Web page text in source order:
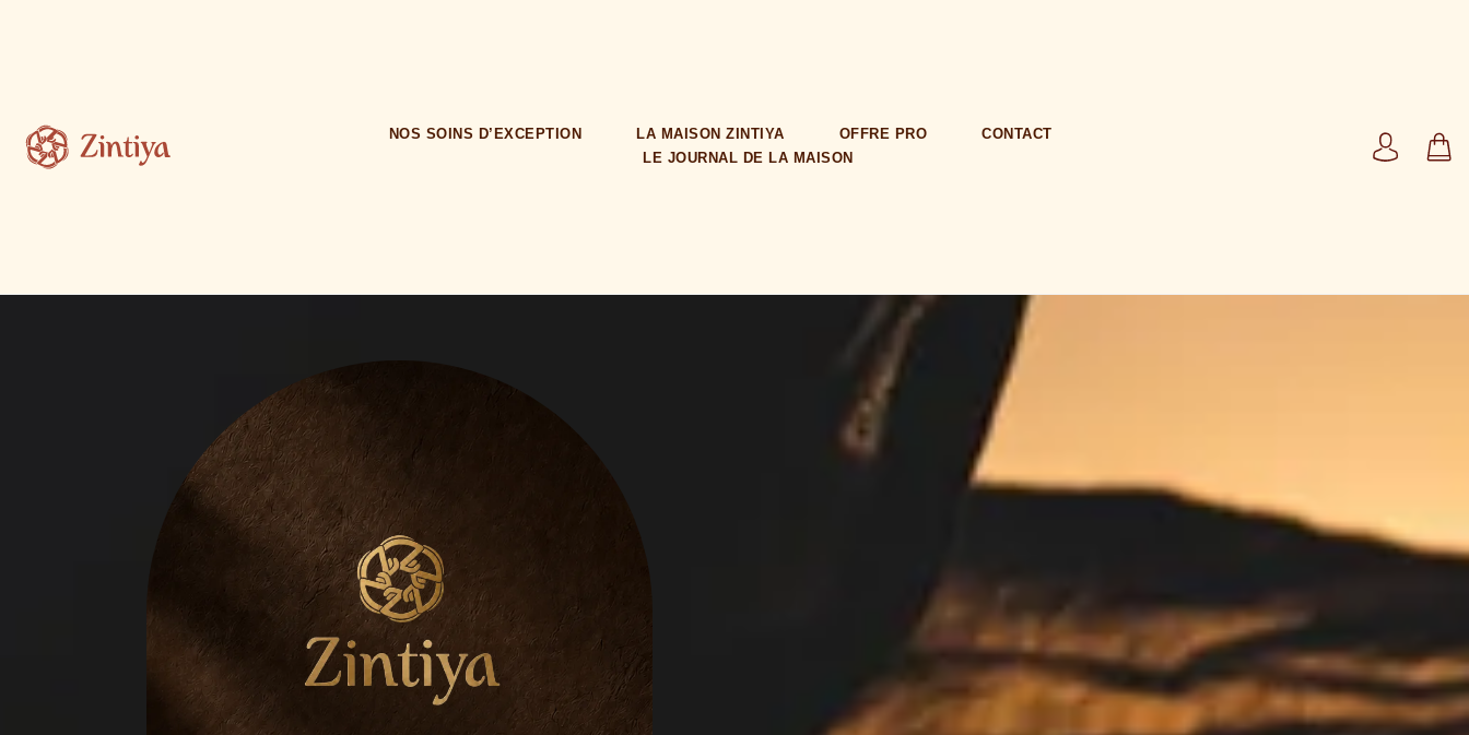
NOS SOINS D’EXCEPTION LA MAISON ZINTIYA OFFRE PRO
CONTACT
LE JOURNAL DE LA MAISON